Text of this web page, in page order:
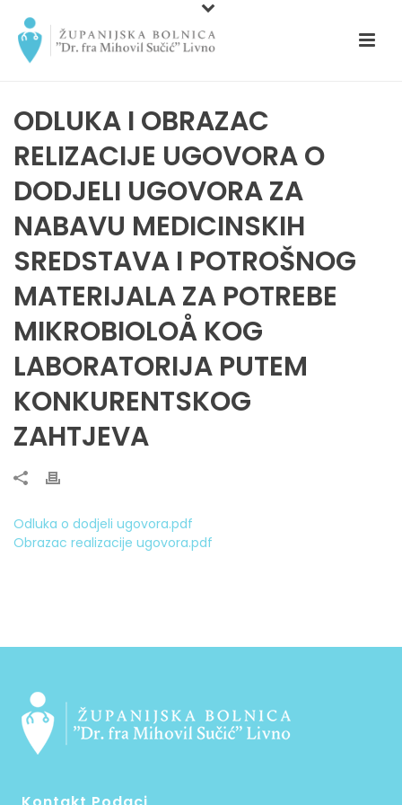
ODLUKA I OBRAZAC
RELIZACIJE UGOVORA O
DODJELI UGOVORA ZA
NABAVU MEDICINSKIH
SREDSTAVA I POTROŠNOG
MATERIJALA ZA POTREBE
MIKROBIOLOÅ KOG
LABORATORIJA PUTEM
KONKURENTSKOG
ZAHTJEVA
Odluka o dodjeli ugovora.pdf
Obrazac realizacije ugovora.pdf